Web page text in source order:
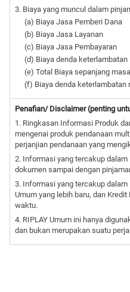
3. Biaya yang muncul dalam
(a) Biaya Jasa Pemberi Dana
(b) Biaya Jasa Layanan
(c) Biaya Jasa Pembayaran
(d) Biaya denda keterlambatan
(e) Total Biaya sepanjang
(f) Biaya denda keterlambatan
Penafian/ Disclaimer (penting
1. Ringkasan Informasi Produk
mengenai produk pendanaan
perjanjian pendanaan yang
2. Informasi yang tercakup
dokumen sampai dengan
3. Informasi yang tercakup dalam
Umum yang lebih baru, dan
waktu.
4. RIPLAY Umum ini hanya
dan bukan merupakan suatu